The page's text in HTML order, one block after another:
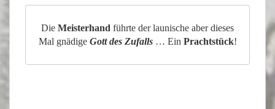
Die Meisterhand führte der launische aber dieses
Mal gnädige Gott des Zufalls… Ein Prachtstück!